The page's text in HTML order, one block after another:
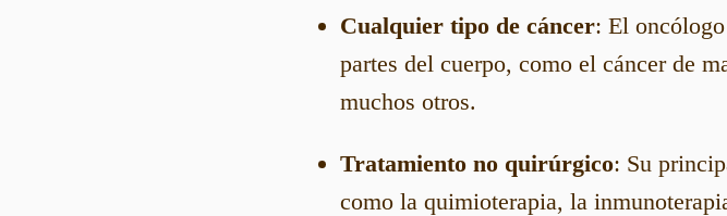
Cualquier tipo de cáncer: El
partes del cuerpo, como el cáncer de
muchos otros.
Tratamiento no quirúrgico: Su
como la quimioterapia, la